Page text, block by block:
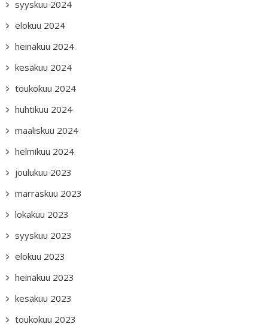
syyskuu 2024
elokuu 2024
heinäkuu 2024
kesäkuu 2024
toukokuu 2024
huhtikuu 2024
maaliskuu 2024
helmikuu 2024
joulukuu 2023
marraskuu 2023
lokakuu 2023
syyskuu 2023
elokuu 2023
heinäkuu 2023
kesäkuu 2023
toukokuu 2023